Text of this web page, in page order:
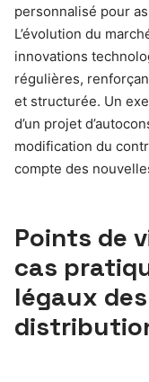
personnalisé pour
L’évolution du
innovations
régulières,
et structurée. Un
d’un projet
modification du
compte des
Points de
cas
légaux